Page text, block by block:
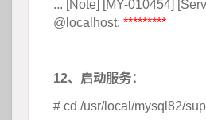
... [Note] [MY-010454]
@localhost: *********
12、启动服务：
# cd /usr/local/mysql82/